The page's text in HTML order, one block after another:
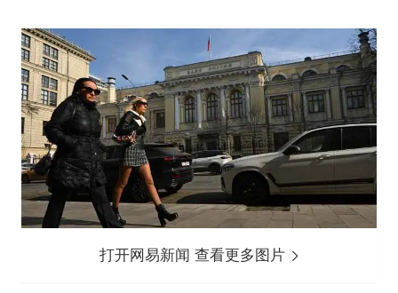
打开网易新闻 查看更多图片